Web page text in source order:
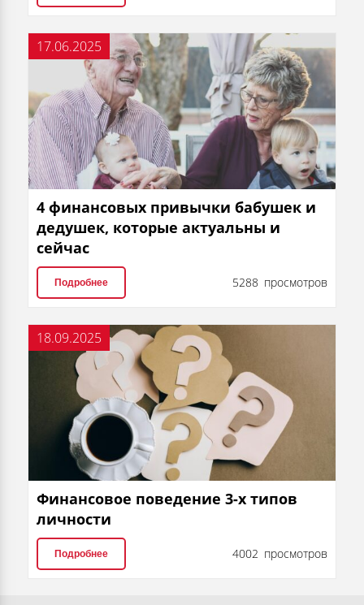
17.06.2025
4 финансовых привычки бабушек и
дедушек, которые актуальны и
сейчас
Подробнее 5288 просмотров
18.09.2025
Финансовое поведение 3-х типов
личности
Подробнее 4002 просмотров